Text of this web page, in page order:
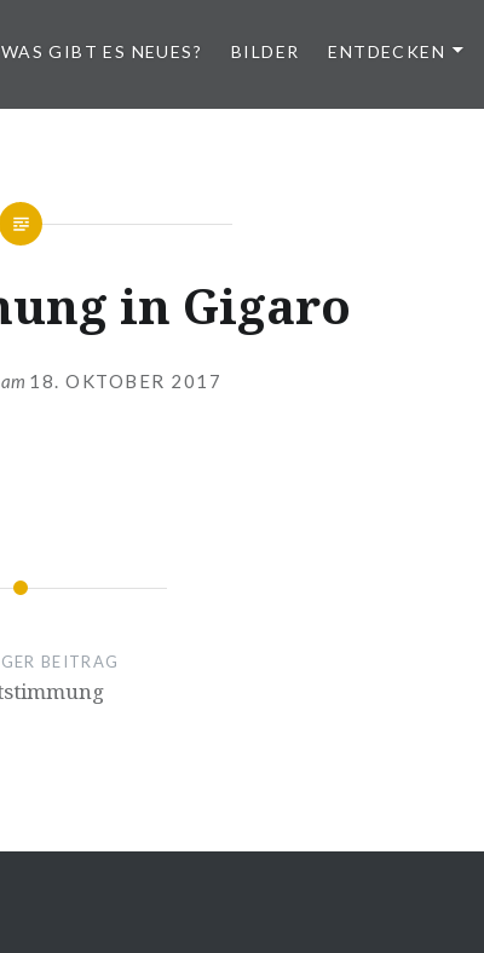
WAS GIBT ES NEUES? BILDER ENTDECKEN
in Gigaro
am 18. OKTOBER 2017
BEITRAG